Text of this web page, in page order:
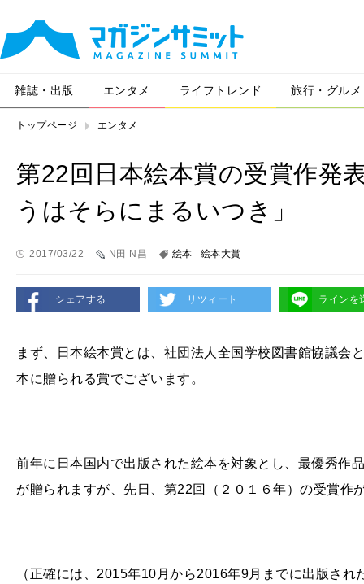
雑誌・出版 エンタメ ライフトレンド 旅行・グルメ
トップページ エンタメ
第22回日本絵本賞の受賞作発
うはそらにまるいつき」
2017/03/22 N田 N昌 絵本 絵本大賞
シェアする リツィート ラインを
まず、日本絵本賞とは、社団法人全国学校図書館協議会
本に贈られる賞でございます。
前年に日本国内で出版された絵本を対象とし、最優秀作
が贈られますが、先日、第22回（２０１６年）の受賞作
（正確には、2015年10 月から2016年9月までに出版され